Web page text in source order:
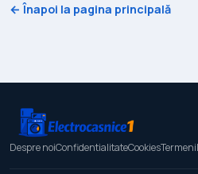
← Înapoi la pagina principală
Despre noiConfidentialitateCookiesTermeni